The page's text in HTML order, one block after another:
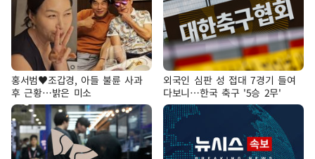
홍서범♥조갑경, 아들 불륜 사과
후 근황…밝은 미소
외국인 심판 성 접대 7경기 들여
다보니…한국 축구 '5승 2무'